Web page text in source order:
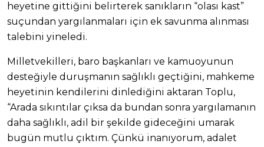
heyetine gittiğini belirterek sanıkların “olası kast”
suçundan yargılanmaları için ek savunma alınması
talebini yineledi.
Milletvekilleri, baro başkanları ve kamuoyunun
desteğiyle duruşmanın sağlıklı geçtiğini, mahkeme
heyetinin kendilerini dinlediğini aktaran Toplu,
“Arada sıkıntılar çıksa da bundan sonra yargılamanın
daha sağlıklı, adil bir şekilde gideceğini umarak
bugün mutlu çıktım. Çünkü inanıyorum, adalet